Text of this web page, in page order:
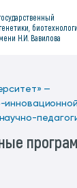
Н.И. Вавилова
—